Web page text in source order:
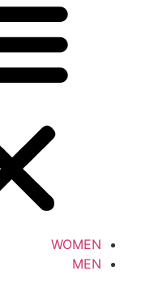
WOMEN
MEN